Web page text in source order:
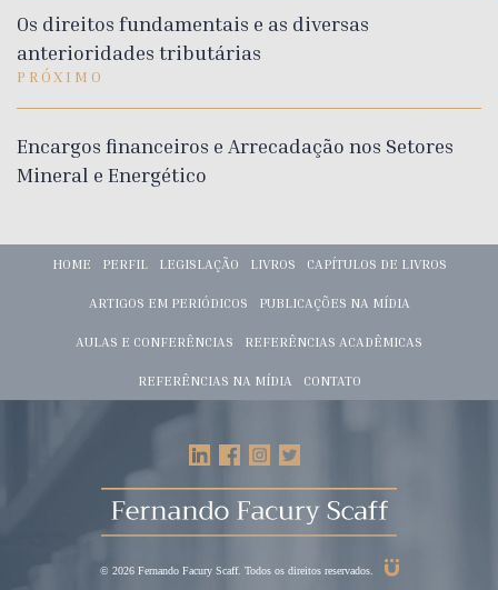
Os direitos fundamentais e as diversas
anterioridades tributárias
PRÓXIMO
Encargos financeiros e Arrecadação nos Setores
Mineral e Energético
HOME PERFIL LEGISLAÇÃO LIVROS CAPÍTULOS DE LIVROS
ARTIGOS EM PERIÓDICOS PUBLICAÇÕES NA MÍDIA
AULAS E CONFERÊNCIAS REFERÊNCIAS ACADÊMICAS
REFERÊNCIAS NA MÍDIA CONTATO
© 2026 Fernando Facury Scaff. Todos os direitos reservados.